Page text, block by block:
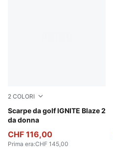
2 COLORI
Scarpe da golf IGNITE Blaze 2
da donna
PUMA White-Peach Frost
CHF 116,00
Prima era:CHF 145,00